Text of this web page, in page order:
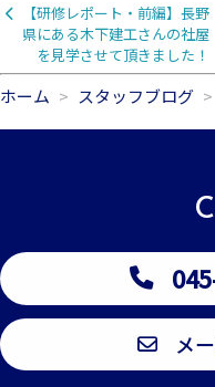
【研修レポート・前編】長野
県にある木下建工さんの社屋
を見学させて頂きました！
ホーム スタッフブログ
メ